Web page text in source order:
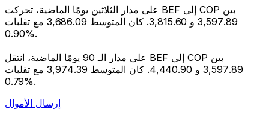
على مدار الثلاثين يومًا الماضية، تحركت BEF إلى COP بين
3,597.89 و 3,815.60. كان المتوسط 3,686.09 مع تقلبات
0.90%.
على مدار الـ 90 يومًا الماضية، انتقل BEF إلى COP بين
3,597.89 و 4,440.90. كان المتوسط 3,974.39 مع تقلبات
0.79%.
إرسال الأموال